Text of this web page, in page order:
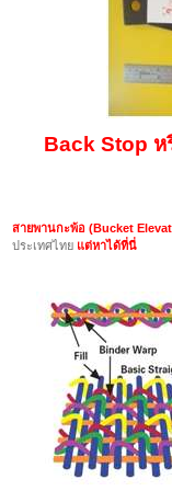
Back Stop ห
สายพานกะพ้อ (Bucket
ประเทศไทย แต่หาได้ที่นี่